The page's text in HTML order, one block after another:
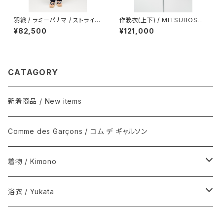
羽織 / ラミーパナマ / ストライプ
/ NAVY（With tailoring）
¥82,500
作務衣(上下) / MITSUBOSHI
/ Super 140's wool / 平織強
撚 / GREIGE（With tailoring）
¥121,000
CATAGORY
新着商品 / New items
Comme des Garçons / コム デ ギャルソン
着物 / Kimono
木綿(片貝木綿ほか) / Cotton
浴衣 / Yukata